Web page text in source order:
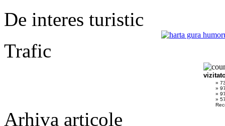
De interes turistic
Trafic
»
»
»
»
Arhiva articole